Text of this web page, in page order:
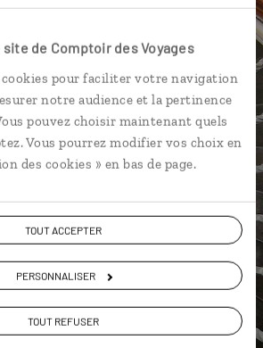
de Comptoir des Voyages
pour faciliter votre navigation
notre audience et la pertinence
pouvez choisir maintenant quels
Vous pourrez modifier vos choix en
des cookies » en bas de page.
TOUT ACCEPTER
PERSONNALISER
TOUT REFUSER
David,
spécialiste Danemark
et demandez conseils à nos
votre itinéraire au plus
et de la réalité du pays.
face à face ou depuis nos studios
agence, mais aussi par email ou